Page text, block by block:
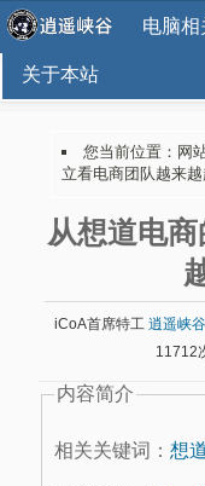
电脑相
关于本站
您当前位置： 网
立看电商团队越来
从想道电
iCoA首席特工 逍遥峡谷
11712
内容简介
相关关键词： 想